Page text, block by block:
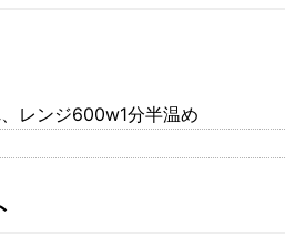
レンジ600w1分半温め